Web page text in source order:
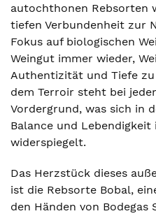
autochthonen Rebsorten
tiefen Verbundenheit zur
Fokus auf biologischen
Weingut immer wieder,
Authentizität und Tiefe zu
dem Terroir steht bei
Vordergrund, was sich in
Balance und
widerspiegelt.
Das Herzstück dieses
ist die Rebsorte Bobal,
den Händen von Bodegas